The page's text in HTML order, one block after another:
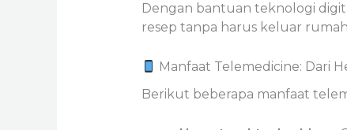
Dengan bantuan teknologi
resep tanpa harus keluar
Manfaat Telemedicine: Dari
Berikut beberapa manfaat